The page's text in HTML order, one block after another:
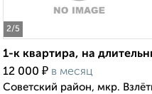
2/5
1-к квартира, на
12 000 ₽ в месяц
Советский район, мкр.